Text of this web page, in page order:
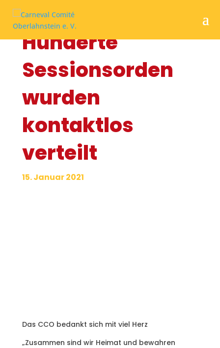
Hunderte
Sessionsorden
wurden
kontaktlos
verteilt
15. Januar 2021
Das CCO bedankt sich mit viel Herz
„Zusammen sind wir Heimat und bewahren